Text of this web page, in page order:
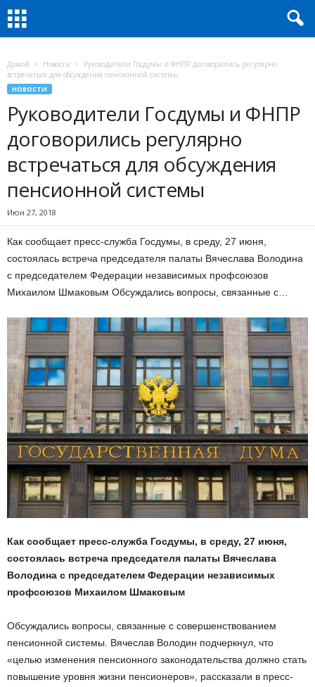
Домой Новости
Руководители Госдумы и ФНПР договорились регулярно
встречаться для обсуждения пенсионной системы
НОВОСТИ
Руководители Госдумы и ФНПР
договорились регулярно
встречаться для обсуждения
пенсионной системы
Июн 27, 2018
Как сообщает пресс-служба Госдумы, в среду, 27 июня,
состоялась встреча председателя палаты Вячеслава Володина
с председателем Федерации независимых профсоюзов
Михаилом Шмаковым Обсуждались вопросы, связанные с…
Как сообщает пресс-служба Госдумы, в среду, 27 июня,
состоялась встреча председателя палаты Вячеслава
Володина с председателем Федерации независимых
профсоюзов Михаилом Шмаковым
Обсуждались вопросы, связанные с совершенствованием
пенсионной системы. Вячеслав Володин подчеркнул, что
«целью изменения пенсионного законодательства должно стать
повышение уровня жизни пенсионеров», рассказали в пресс-